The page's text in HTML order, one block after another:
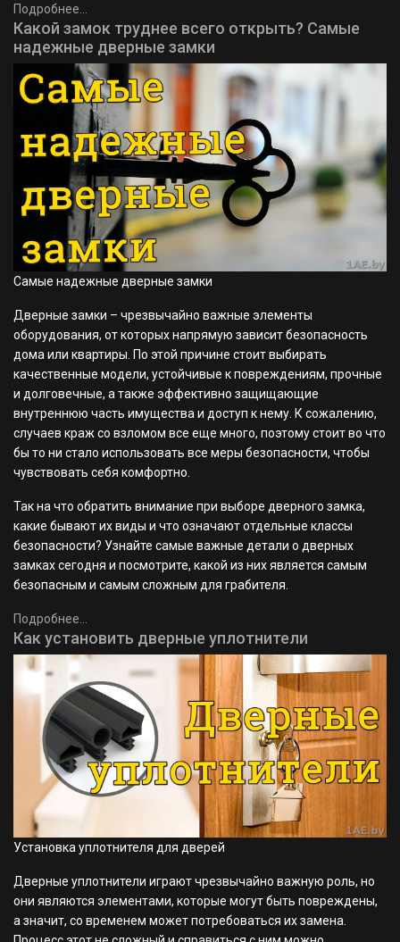
Подробнее...
Какой замок труднее всего открыть? Самые
надежные дверные замки
Самые надежные дверные замки
Дверные замки – чрезвычайно важные элементы
оборудования, от которых напрямую зависит безопасность
дома или квартиры. По этой причине стоит выбирать
качественные модели, устойчивые к повреждениям, прочные
и долговечные, а также эффективно защищающие
внутреннюю часть имущества и доступ к нему. К сожалению,
случаев краж со взломом все еще много, поэтому стоит во что
бы то ни стало использовать все меры безопасности, чтобы
чувствовать себя комфортно.
Так на что обратить внимание при выборе дверного замка,
какие бывают их виды и что означают отдельные классы
безопасности? Узнайте самые важные детали о дверных
замках сегодня и посмотрите, какой из них является самым
безопасным и самым сложным для грабителя.
Подробнее...
Как установить дверные уплотнители
Установка уплотнителя для дверей
Дверные уплотнители играют чрезвычайно важную роль, но
они являются элементами, которые могут быть повреждены,
а значит, со временем может потребоваться их замена.